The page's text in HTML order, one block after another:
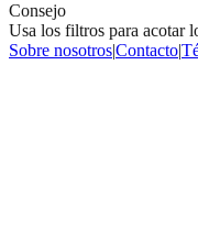
Consejo
Usa los filtros para acotar
Sobre nosotros|Contacto|